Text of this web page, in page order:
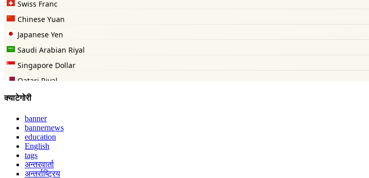
क्याटेगोरी
banner
bannernews
education
English
tags
अन्तरवार्ता
अन्तर्राष्ट्रिय